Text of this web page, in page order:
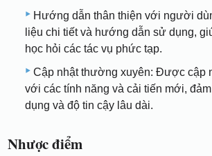
Hướng dẫn thân thiện với người
liệu chi tiết và hướng dẫn sử dụng,
học hỏi các tác vụ phức tạp.
Cập nhật thường xuyên: Được cập
với các tính năng và cải tiến mới,
dụng và độ tin cậy lâu dài.
Nhược điểm